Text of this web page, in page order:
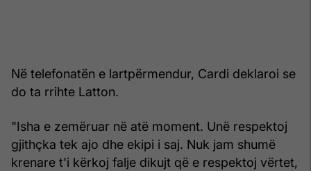
Në telefonatën e lartpërmendur, Cardi deklaroi se
do ta rrihte Latton.
"Isha e zemëruar në atë moment. Unë respektoj
gjithçka tek ajo dhe ekipi i saj. Nuk jam shumë
krenare t'i kërkoj falje dikujt që e respektoj vërtet,